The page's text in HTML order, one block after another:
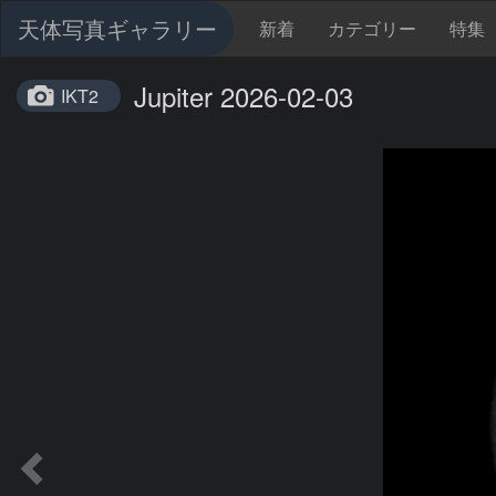
天体写真ギャラリー 新着 カテゴリー 特集
IKT2 Jupiter 2026-02-03